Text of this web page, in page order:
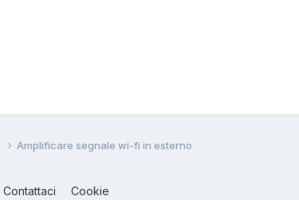
Amplificare segnale wi-fi in esterno
Contattaci Cookie